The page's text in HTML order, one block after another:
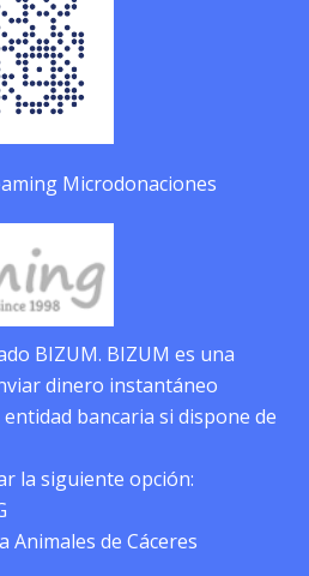
Microdonaciones
BIZUM. BIZUM es una
dinero instantáneo
bancaria si dispone de
la siguiente opción:
Animales de Cáceres